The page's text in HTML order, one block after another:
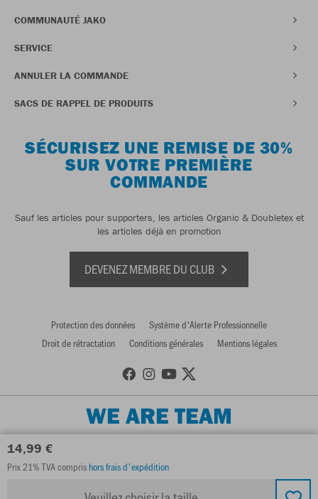
14,99 €
Prix 21% TVA compris hors frais d'expédition
COMMUNAUTÉ JAKO
SERVICE
ANNULER LA COMMANDE
SACS DE RAPPEL DE PRODUITS
SÉCURISEZ UNE REMISE DE 30%
SUR VOTRE PREMIÈRE
COMMANDE
Sauf les articles pour supporters, les articles Organic & Doubletex et
les articles déjà en promotion
DEVENEZ MEMBRE DU CLUB
Protection des données
Système d'Alerte Professionnelle
Droit de rétractation
Conditions générales Mentions légales
WE ARE TEAM